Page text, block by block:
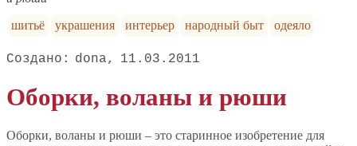
шитьё
украшения интерьер народный быт одеяло
dona 11.03.2011
Оборки, воланы и рюши
Оборки, воланы и рюши – это старинное изобретение для